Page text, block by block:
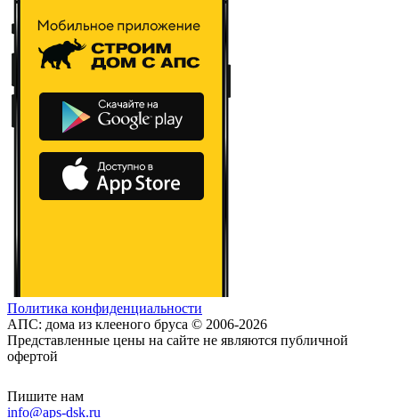
Политика конфиденциальности
АПС: дома из клееного бруса © 2006-2026
Представленные цены на сайте не являются публичной
офертой
Пишите нам
info@aps-dsk.ru